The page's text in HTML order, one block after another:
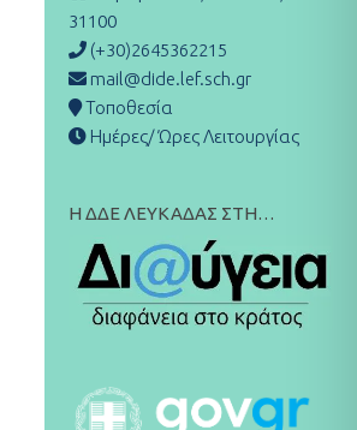
31100
(+30)2645362215
mail@dide.lef.sch.gr
Τοποθεσία
Ημέρες/ Ώρες Λειτουργίας
Η ΔΔΕ ΛΕΥΚΑΔΑΣ ΣΤΗ…